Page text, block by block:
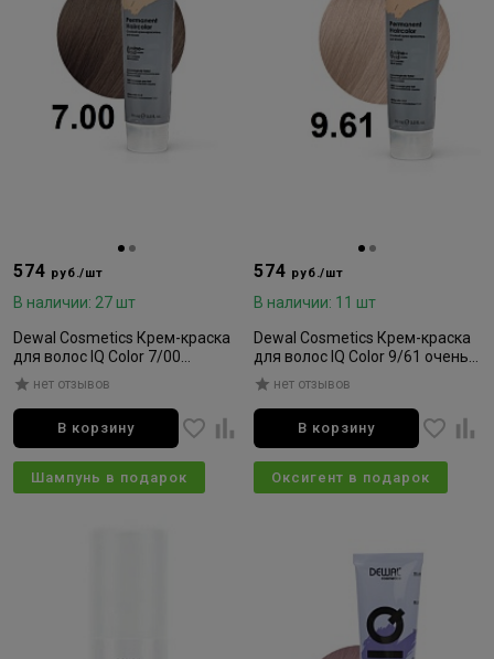
574 руб./шт
В наличии: 27 шт
Dewal Cosmetics Крем-краска
для волос IQ Color 7/00
блондин интенсивный 90мл
нет отзывов
В корзину
574 руб./шт
В наличии: 11 шт
Dewal Cosmetics Крем-краска
для волос IQ Color 9/61 очень
светлый розово-пепельный
блондин 90мл
нет отзывов
В корзину
Шампунь в подарок Оксигент в подарок